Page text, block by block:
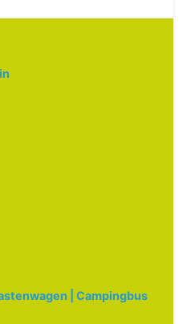
| Campingbus